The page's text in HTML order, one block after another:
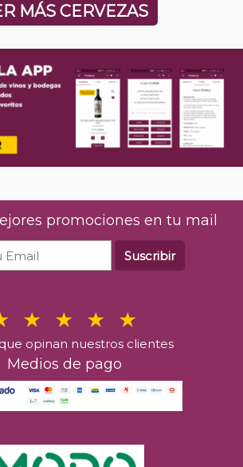
MÁS CERVEZAS
promociones en tu mail
Suscribir
opinan nuestros clientes
Medios de pago